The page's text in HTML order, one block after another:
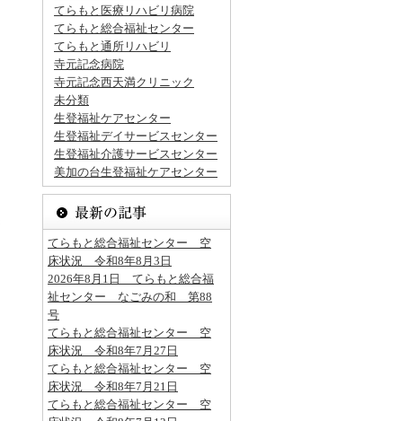
てらもと医療リハビリ病院
てらもと総合福祉センター
てらもと通所リハビリ
寺元記念病院
寺元記念西天満クリニック
未分類
生登福祉ケアセンター
生登福祉デイサービスセンター
生登福祉介護サービスセンター
美加の台生登福祉ケアセンター
てらもと総合福祉センター 空
床状況 令和8年8月3日
2026年8月1日 てらもと総合福
祉センター なごみの和 第88
号
てらもと総合福祉センター 空
床状況 令和8年7月27日
てらもと総合福祉センター 空
床状況 令和8年7月21日
てらもと総合福祉センター 空